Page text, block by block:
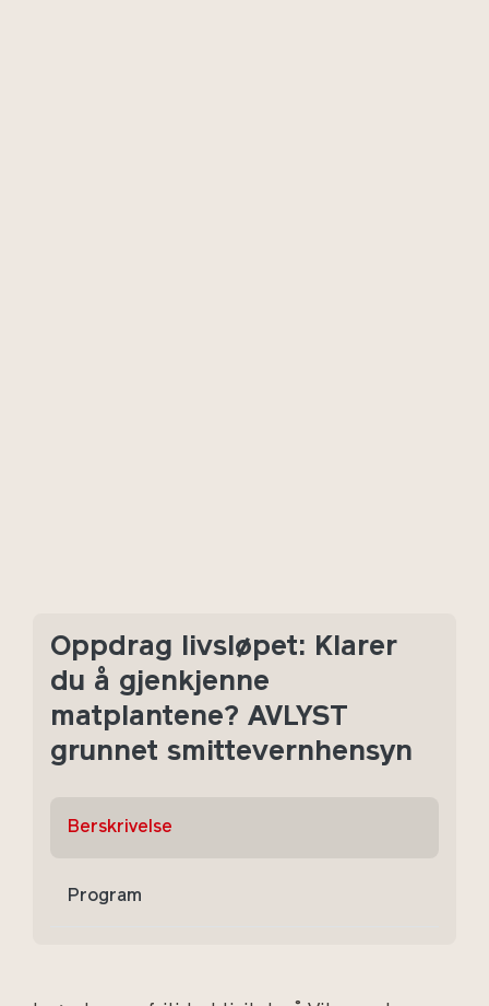
Oppdrag livsløpet: Klarer
du å gjenkjenne
matplantene? AVLYST
grunnet smittevernhensyn
Berskrivelse
Program